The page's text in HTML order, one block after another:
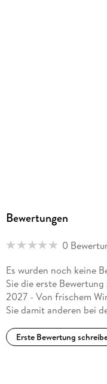
Bewertungen
0
Es wurden noch keine
Sie die erste
2027 - Von frischem
Sie damit anderen bei
Erste Bewertung